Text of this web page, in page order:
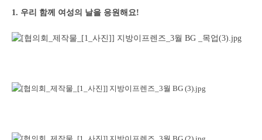
1. 우리 함께 여성의 날을 응원해요!